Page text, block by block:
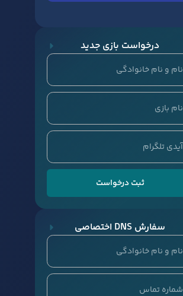
درخواست بازی جدید
ثبت درخواست
سفارش DNS اختصاصی